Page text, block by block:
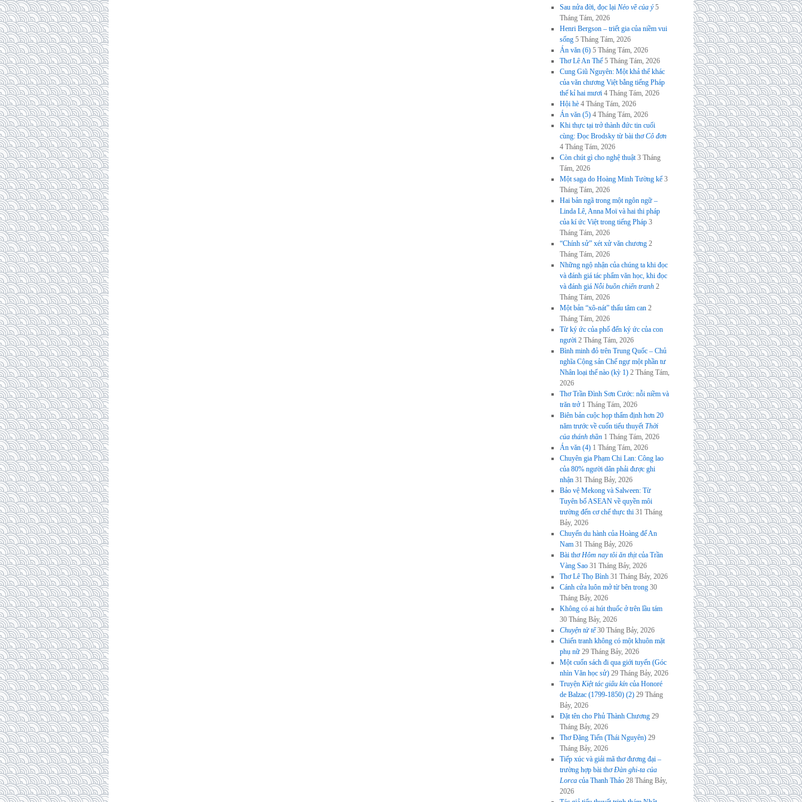
Sau nửa đời, đọc lại Nẻo về của ý 5
Tháng Tám, 2026
Henri Bergson – triết gia của niềm vui
sống 5 Tháng Tám, 2026
Án văn (6) 5 Tháng Tám, 2026
Thơ Lê An Thế 5 Tháng Tám, 2026
Cung Giũ Nguyên: Một khả thể khác
của văn chương Việt bằng tiếng Pháp
thế kỉ hai mươi 4 Tháng Tám, 2026
Hội hè 4 Tháng Tám, 2026
Án văn (5) 4 Tháng Tám, 2026
Khi thực tại trở thành đức tin cuối
cùng: Đọc Brodsky từ bài thơCô đơn
4 Tháng Tám, 2026
Còn chút gì cho nghệ thuật 3 Tháng
Tám, 2026
Một saga do Hoàng Minh Tường kể 3
Tháng Tám, 2026
Hai bản ngã trong một ngôn ngữ –
Linda Lê, Anna Moï và hai thi pháp
của kí ức Việt trong tiếng Pháp 3
Tháng Tám, 2026
“Chính sử” xét xử văn chương 2
Tháng Tám, 2026
Những ngộ nhận của chúng ta khi đọc
và đánh giá tác phẩm văn học, khi đọc
và đánh giá Nỗi buồn chiến tranh 2
Tháng Tám, 2026
Một bản “xô-nát” thấu tâm can 2
Tháng Tám, 2026
Từ ký ức của phố đến ký ức của con
người 2 Tháng Tám, 2026
Bình minh đỏ trên Trung Quốc – Chủ
nghĩa Cộng sản Chế ngự một phần tư
Nhân loại thế nào (kỳ 1) 2 Tháng Tám,
2026
Thơ Trần Đình Sơn Cước: nỗi niềm và
trăn trở 1 Tháng Tám, 2026
Biên bản cuộc họp thẩm định hơn 20
năm trước về cuốn tiểu thuyếtThời
của thánh thần 1 Tháng Tám, 2026
Án văn (4) 1 Tháng Tám, 2026
Chuyên gia Phạm Chi Lan: Công lao
của 80% người dân phải được ghi
nhận 31 Tháng Bảy, 2026
Bảo vệ Mekong và Salween: Từ
Tuyên bố ASEAN về quyền môi
trường đến cơ chế thực thi 31 Tháng
Bảy, 2026
Chuyến du hành của Hoàng đế An
Nam 31 Tháng Bảy, 2026
Bài thơHôm nay tôi ăn thịtcủa Trần
Vàng Sao 31 Tháng Bảy, 2026
Thơ Lê Thọ Bình 31 Tháng Bảy, 2026
Cánh cửa luôn mở từ bên trong 30
Tháng Bảy, 2026
Không có ai hút thuốc ở trên lầu tám
30 Tháng Bảy, 2026
Chuyện tử tế 30 Tháng Bảy, 2026
Chiến tranh không có một khuôn mặt
phụ nữ 29 Tháng Bảy, 2026
Một cuốn sách đi qua giới tuyến (Góc
nhìn Văn học sử) 29 Tháng Bảy, 2026
Truyện Kiệt tác giấu kíncủa Honoré
de Balzac (1799-1850) (2) 29 Tháng
Bảy, 2026
Đặt tên cho Phủ Thành Chương 29
Tháng Bảy, 2026
Thơ Đặng Tiến (Thái Nguyên) 29
Tháng Bảy, 2026
Tiếp xúc và giải mã thơ đương đại –
trường hợp bài thơĐàn ghi-ta của
Lorcacủa Thanh Thảo 28 Tháng Bảy,
2026